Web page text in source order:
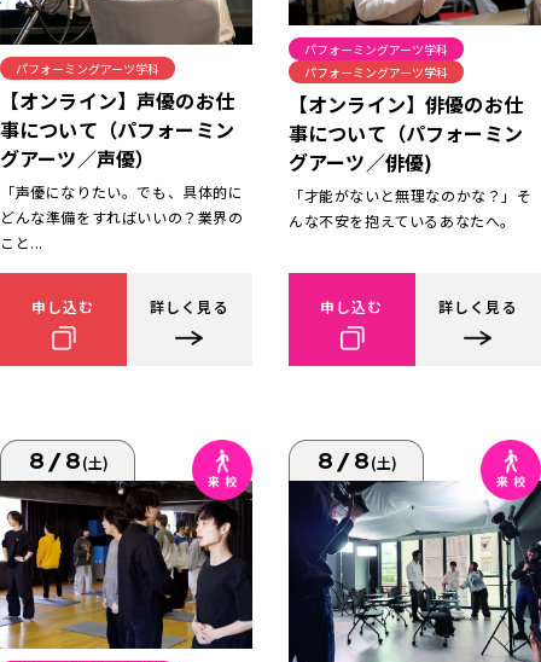
パフォーミングアーツ学科
【オンライン】声優のお仕
事について（パフォーミン
グアーツ／声優）
「声優になりたい。でも、具体的に
どんな準備をすればいいの？業界の
こと...
申し込む 詳しく見る
パフォーミングアーツ学科
パフォーミングアーツ学科
【オンライン】俳優のお仕
事について（パフォーミン
グアーツ／俳優)
「才能がないと無理なのかな？」そ
んな不安を抱えているあなたへ。
申し込む 詳しく見る
8/8(土) 8/8(土)